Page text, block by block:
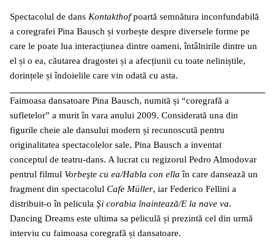
Spectacolul de dans Kontakthofpoartă semnătura inconfundabilă
a coregrafei Pina Bausch și vorbește despre diversele forme pe
care le poate lua interacțiunea dintre oameni, întâlnirile dintre un
el și o ea, căutarea dragostei și a afecțiunii cu toate neliniștile,
dorințele și îndoielile care vin odată cu asta.
Faimoasa dansatoare Pina Bausch, numită și “coregrafă a
sufletelor” a murit în vara anului 2009. Considerată una din
figurile cheie ale dansului modern și recunoscută pentru
originalitatea spectacolelor sale, Pina Bausch a inventat
conceptul de teatru-dans. A lucrat cu regizorul Pedro Almodovar
pentrul filmul Vorbeşte cu ea/Habla con ella în care dansează un
fragment din spectacolul Cafe Müller, iar Federico Fellini a
distribuit-o în pelicula Şi corabia înaintează/E la nave va.
Dancing Dreams este ultima sa peliculă și prezintă cel din urmă
interviu cu faimoasa coregrafă și dansatoare.